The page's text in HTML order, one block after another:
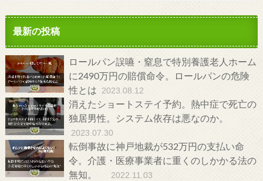
最新の投稿
ロールパン誤嚥・窒息で特別養護老人ホーム
に2490万円の賠償命令。ロールパンの危険
性とは
2023.08.12
消えたショートステイ予約。熱中症で死亡の
独居男性。システム依存は悪なのか。
2023.07.30
転倒事故に神戸地裁が532万円の支払い命
令。介護・医療事業者に重くのしかかる法の
無知。
2022.11.03